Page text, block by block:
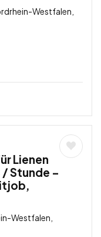
Westfalen,
Lienen
Stunde –
Westfalen,